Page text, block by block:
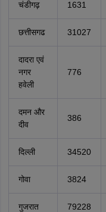
चंडीगढ़ 1631
छत्तीसगढ 31027
दादरा एवं
नगर
हवेली
776
दमन और
दीव
386
दिल्ली 34520
गोवा 3824
गुजरात 79228